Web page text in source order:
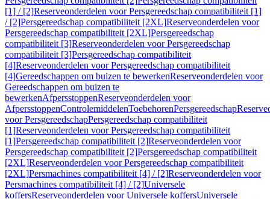
[1] / [2]Reserveonderdelen voor Persgereedschap compatibiliteit [1]
/ [2]Persgereedschap compatibiliteit [2XL]Reserveonderdelen voor
Persgereedschap compatibiliteit [2XL]Persgereedschap
compatibiliteit [3]Reserveonderdelen voor Persgereedschap
compatibiliteit [3]Persgereedschap compatibiliteit
[4]Reserveonderdelen voor Persgereedschap compatibiliteit
[4]Gereedschappen om buizen te bewerkenReserveonderdelen voor
Gereedschappen om buizen te
bewerkenAfpersstoppenReserveonderdelen voor
AfpersstoppenControlemiddelenToebehorenPersgereedschap
voor PersgereedschapPersgereedschap compatibiliteit
[1]Reserveonderdelen voor Persgereedschap compatibiliteit
[1]Persgereedschap compatibiliteit [2]Reserveonderdelen voor
Persgereedschap compatibiliteit [2]Persgereedschap compatibiliteit
[2XL]Reserveonderdelen voor Persgereedschap compatibiliteit
[2XL]Persmachines compatibiliteit [4] / [2]Reserveonderdelen voor
Persmachines compatibiliteit [4] / [2]Universele
koffersReserveonderdelen voor Universele koffersUniversele